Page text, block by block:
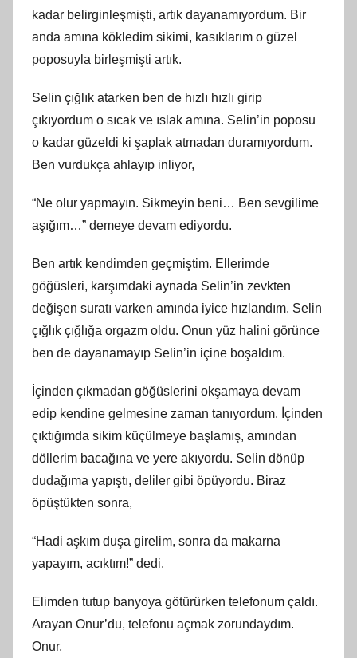
kadar belirginleşmişti, artık dayanamıyordum. Bir
anda amına kökledim sikimi, kasıklarım o güzel
poposuyla birleşmişti artık.
Selin çığlık atarken ben de hızlı hızlı girip
çıkıyordum o sıcak ve ıslak amına. Selin’in poposu
o kadar güzeldi ki şaplak atmadan duramıyordum.
Ben vurdukça ahlayıp inliyor,
“Ne olur yapmayın. Sikmeyin beni… Ben sevgilime
aşığım…” demeye devam ediyordu.
Ben artık kendimden geçmiştim. Ellerimde
göğüsleri, karşımdaki aynada Selin’in zevkten
değişen suratı varken amında iyice hızlandım. Selin
çığlık çığlığa orgazm oldu. Onun yüz halini görünce
ben de dayanamayıp Selin’in içine boşaldım.
İçinden çıkmadan göğüslerini okşamaya devam
edip kendine gelmesine zaman tanıyordum. İçinden
çıktığımda sikim küçülmeye başlamış, amından
döllerim bacağına ve yere akıyordu. Selin dönüp
dudağıma yapıştı, deliler gibi öpüyordu. Biraz
öpüştükten sonra,
“Hadi aşkım duşa girelim, sonra da makarna
yapayım, acıktım!” dedi.
Elimden tutup banyoya götürürken telefonum çaldı.
Arayan Onur’du, telefonu açmak zorundaydım.
Onur,